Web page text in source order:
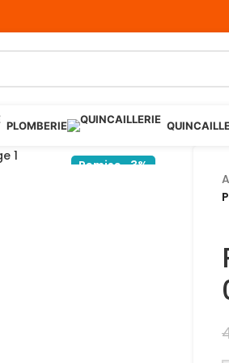
PLOMBERIE
Remise -3%